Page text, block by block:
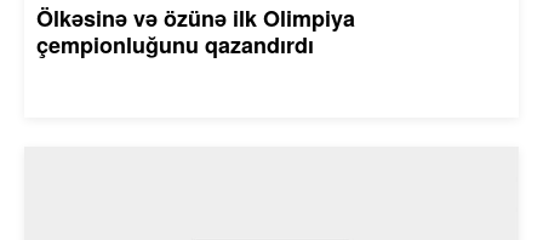
Ölkəsinə və özünə ilk Olimpiya
çempionluğunu qazandırdı